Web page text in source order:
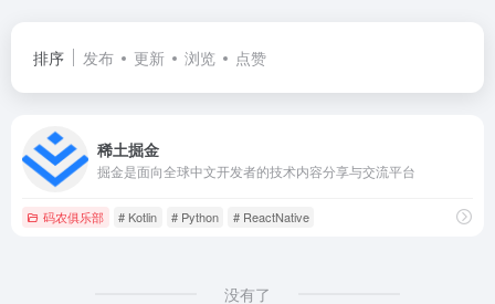
排序 发布 更新 浏览 点赞
稀土掘金
掘金是面向全球中文开发者的技术内容分享与交流平台
码农俱乐部 # Kotlin # Python # ReactNative
没有了